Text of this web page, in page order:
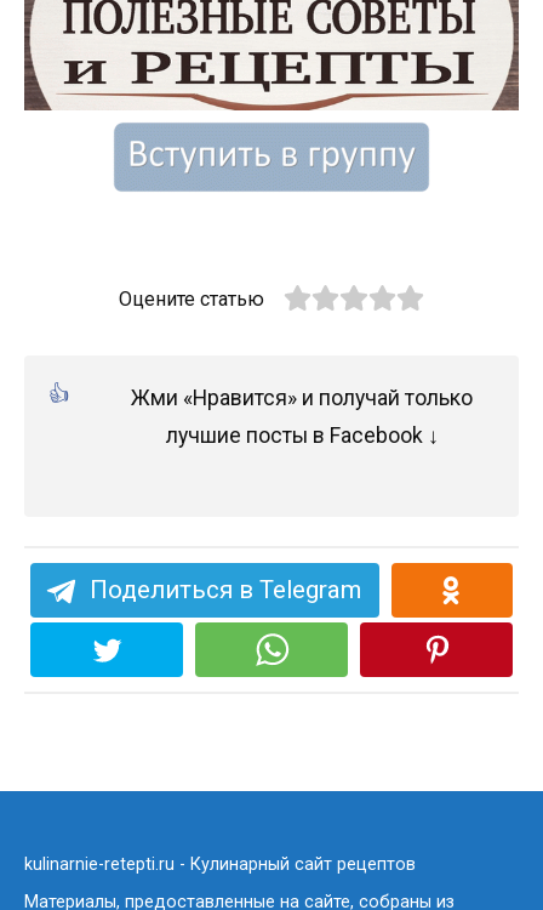
Оцените статью
Жми «Нравится» и получай только
лучшие посты в Facebook ↓
Поделиться в Telegram
kulinarnie-retepti.ru - Кулинарный сайт рецептов
Материалы, предоставленные на сайте, собраны из